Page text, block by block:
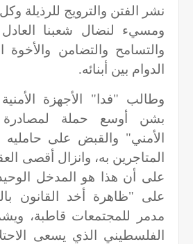
نشر الفتن والترويج للرذيلة
ومسيء لنضال شعبنا العادل
والتسامح والتضامن
الدوام بين أبنائه.
وطالب "فدا" الأجهزة الأمنية
بشن أوسع حملة لمصادرة
الأمني" والقبض على
المتاجرين به، وانزال أقصى
على أن هذا هو المدخل
على "ظاهرة أخد القانون
مدمر للمجتمعات قاطبة،
الفلسطيني الذي يسعى